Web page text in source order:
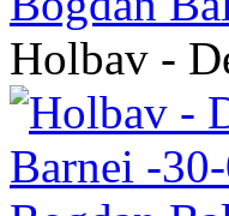
Holbav -